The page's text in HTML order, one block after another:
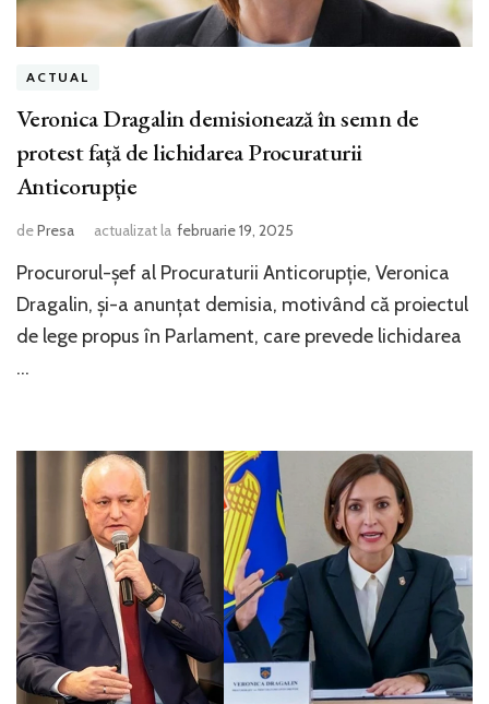
ACTUAL
Veronica Dragalin demisionează în semn de
protest față de lichidarea Procuraturii
Anticorupție
dePresa actualizat la februarie 19, 2025
Procurorul-șef al Procuraturii Anticorupție, Veronica
Dragalin, și-a anunțat demisia, motivând că proiectul
de lege propus în Parlament, care prevede lichidarea
…